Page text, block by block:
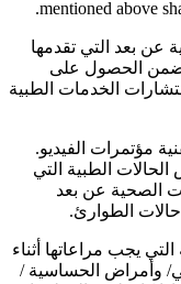
mentioned above
عن بعد التي تقدمها
الحصول على
الخدمات الطبية
مؤتمرات الفيديو.
الطبية التي
الصحية عن بعد
الطوارئ.
يجب مراعاتها أثناء
وأمراض الحساسية /